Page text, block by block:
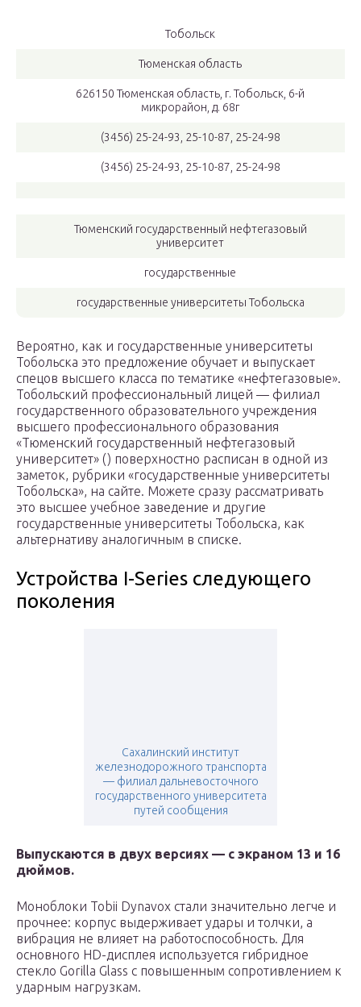
Тобольск
Тюменская область
626150 Тюменская область, г. Тобольск, 6-й
микрорайон, д. 68г
(3456) 25-24-93, 25-10-87, 25-24-98
(3456) 25-24-93, 25-10-87, 25-24-98
Тюменский государственный нефтегазовый
университет
государственные
государственные университеты Тобольска
Вероятно, как и государственные университеты
Тобольска это предложение обучает и выпускает
спецов высшего класса по тематике «нефтегазовые».
Тобольский профессиональный лицей — филиал
государственного образовательного учреждения
высшего профессионального образования
«Тюменский государственный нефтегазовый
университет» () поверхностно расписан в одной из
заметок, рубрики «государственные университеты
Тобольска», на сайте. Можете сразу рассматривать
это высшее учебное заведение и другие
государственные университеты Тобольска, как
альтернативу аналогичным в списке.
Устройства I-Series следующего
поколения
Сахалинский институт
железнодорожного транспорта
— филиал дальневосточного
государственного университета
путей сообщения
Выпускаются в двух версиях — с экраном 13 и 16
дюймов.
Моноблоки Tobii Dynavox стали значительно легче и
прочнее: корпус выдерживает удары и толчки, а
вибрация не влияет на работоспособность. Для
основного HD-дисплея используется гибридное
стекло Gorilla Glass с повышенным сопротивлением к
ударным нагрузкам.